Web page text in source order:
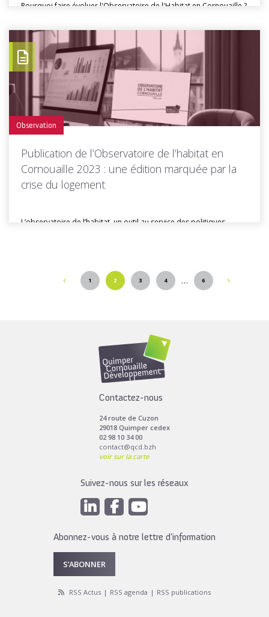
Pourquoi faire évoluer l'Observatoire de l'Habitat en Cornouaille ?
Toutes les actus de cette rubrique LIRE LA SUITE
Observation
Publication de l’Observatoire de l’habitat en
Cornouaille 2023 : une édition marquée par la
crise du logement
L’observatoire de l’habitat, un outil au service des politiques
Toutes les actus de cette rubrique LIRE LA SUITE
1 2 3 4 … 6
Contactez-nous
24 route de Cuzon
29018 Quimper cedex
02 98 10 34 00
contact@qcd.bzh
voir sur la carte
Suivez-nous sur les réseaux
Abonnez-vous à notre lettre d’information
S’ABONNER
RSS Actus RSS agenda RSS publications